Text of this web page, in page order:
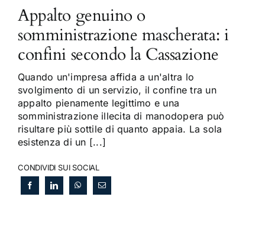
Appalto genuino o
somministrazione mascherata: i
confini secondo la Cassazione
Quando un'impresa affida a un'altra lo
svolgimento di un servizio, il confine tra un
appalto pienamente legittimo e una
somministrazione illecita di manodopera può
risultare più sottile di quanto appaia. La sola
esistenza di un [...]
CONDIVIDI SUI SOCIAL